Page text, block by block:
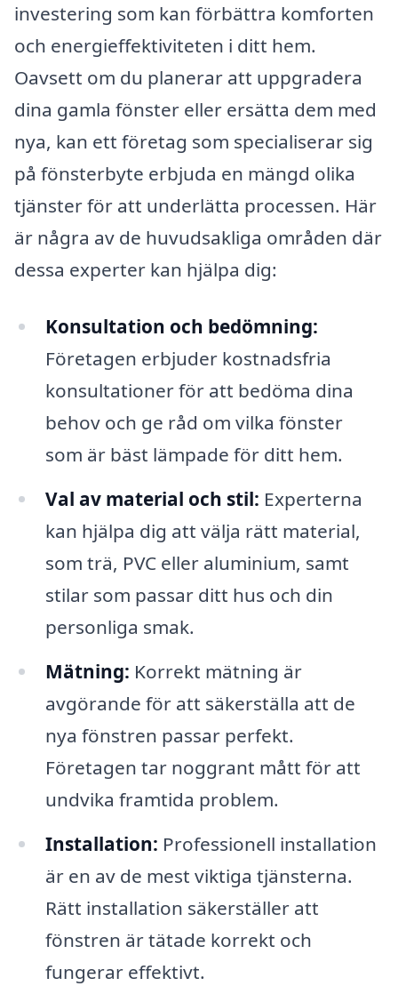
investering som kan förbättra komforten
och energieffektiviteten i ditt hem.
Oavsett om du planerar att uppgradera
dina gamla fönster eller ersätta dem med
nya, kan ett företag som specialiserar sig
på fönsterbyte erbjuda en mängd olika
tjänster för att underlätta processen. Här
är några av de huvudsakliga områden där
dessa experter kan hjälpa dig:
Konsultation och bedömning:
Företagen erbjuder kostnadsfria
konsultationer för att bedöma dina
behov och ge råd om vilka fönster
som är bäst lämpade för ditt hem.
Val av material och stil: Experterna
kan hjälpa dig att välja rätt material,
som trä, PVC eller aluminium, samt
stilar som passar ditt hus och din
personliga smak.
Mätning: Korrekt mätning är
avgörande för att säkerställa att de
nya fönstren passar perfekt.
Företagen tar noggrant mått för att
undvika framtida problem.
Installation: Professionell installation
är en av de mest viktiga tjänsterna.
Rätt installation säkerställer att
fönstren är tätade korrekt och
fungerar effektivt.